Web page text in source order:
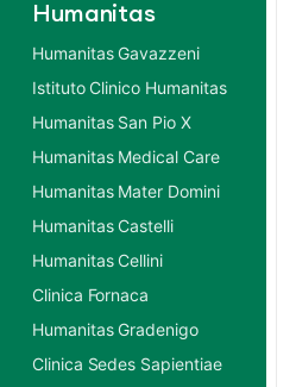
Humanitas
Humanitas Gavazzeni
Istituto Clinico Humanitas
Humanitas San Pio X
Humanitas Medical Care
Humanitas Mater Domini
Humanitas Castelli
Humanitas Cellini
Clinica Fornaca
Humanitas Gradenigo
Clinica Sedes Sapientiae